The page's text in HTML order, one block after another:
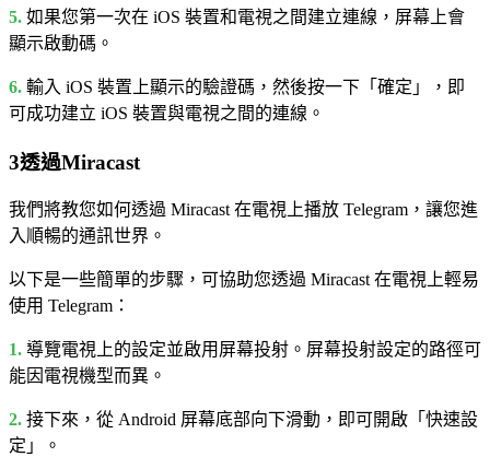
5. 如果您第一次在 iOS 裝置和電視之間建立連線，屏幕上會
顯示啟動碼。
6. 輸入 iOS 裝置上顯示的驗證碼，然後按一下「確定」，即
可成功建立 iOS 裝置與電視之間的連線。
3透過Miracast
我們將教您如何透過 Miracast 在電視上播放 Telegram，讓您進
入順暢的通訊世界。
以下是一些簡單的步驟，可協助您透過 Miracast 在電視上輕易
使用 Telegram：
1. 導覽電視上的設定並啟用屏幕投射。屏幕投射設定的路徑可
能因電視機型而異。
2. 接下來，從 Android 屏幕底部向下滑動，即可開啟「快速設
定」。